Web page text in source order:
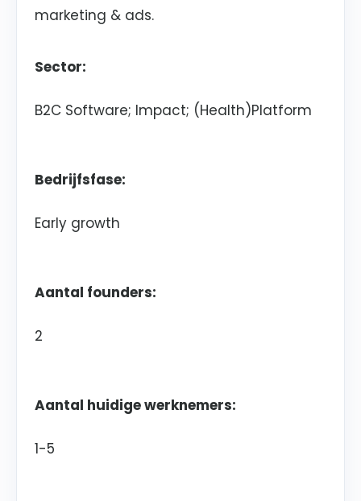
marketing & ads.
Sector:
B2C Software; Impact; (Health)Platform
Bedrijfsfase:
Early growth
Aantal founders:
2
Aantal huidige werknemers:
1-5